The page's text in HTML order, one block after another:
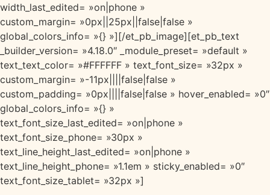
width_last_edited= »on|phone »
custom_margin= »0px||25px||false|false »
global_colors_info= »{} »][/et_pb_image][et_pb_text
_builder_version= »4.18.0″ _module_preset= »default »
text_text_color= »#FFFFFF » text_font_size= »32px »
custom_margin= »-11px||||false|false »
custom_padding= »0px||||false|false » hover_enabled= »0″
global_colors_info= »{} »
text_font_size_last_edited= »on|phone »
text_font_size_phone= »30px »
text_line_height_last_edited= »on|phone »
text_line_height_phone= »1.1em » sticky_enabled= »0″
text_font_size_tablet= »32px »]